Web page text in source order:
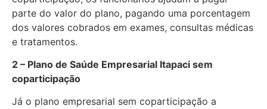
parte do valor do plano, pagando uma porcentagem
dos valores cobrados em exames, consultas médicas
e tratamentos.
2 – Plano de Saúde Empresarial Itapaci sem
coparticipação
Já o plano empresarial sem coparticipação a